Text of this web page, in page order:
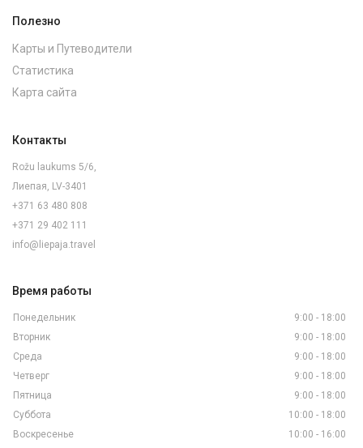
Полезно
Карты и Путеводители
Статистика
Карта сайта
Контакты
Rožu laukums 5/6,
Лиепая, LV-3401
+371 63 480 808
+371 29 402 111
info@liepaja.travel
Время работы
Понедельник
9:00 - 18:00
Вторник
9:00 - 18:00
Среда
9:00 - 18:00
Четверг
9:00 - 18:00
Пятница
9:00 - 18:00
Суббота
10:00 - 18:00
Воскресенье
10:00 - 16:00